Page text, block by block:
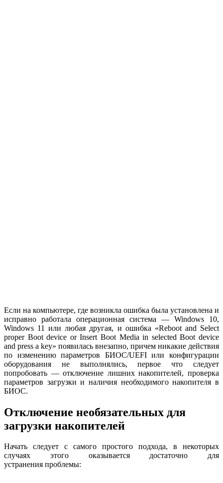
Если на компьютере, где возникла ошибка была установлена и
исправно работала операционная система — Windows 10,
Windows 11 или любая другая, и ошибка «Reboot and Select
proper Boot device or Insert Boot Media in selected Boot device
and press a key» появилась внезапно, причем никакие действия
по изменению параметров БИОС/UEFI или конфигурации
оборудования не выполнялись, первое что следует
попробовать — отключение лишних накопителей, проверка
параметров загрузки и наличия необходимого накопителя в
БИОС.
Отключение необязательных для
загрузки накопителей
Начать следует с самого простого подхода, в некоторых
случаях этого оказывается достаточно для
устранения проблемы: